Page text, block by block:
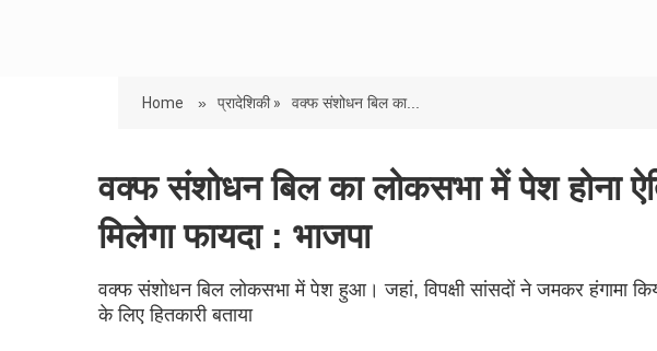
Home » प्रादेशिकी » वक्फ संशोधन बिल का...
वक्फ संशोधन बिल का लोकसभा में पेश होना
मिलेगा फायदा : भाजपा
वक्फ संशोधन बिल लोकसभा में पेश हुआ। जहां, विपक्षी सांसदों ने जमकर हंगामा
के लिए हितकारी बताया